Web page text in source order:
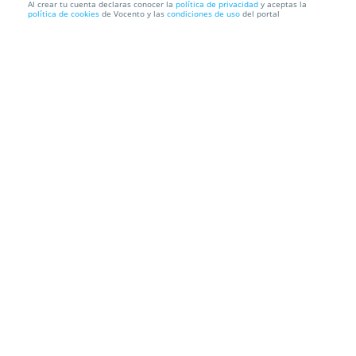
JEAN MICHEL JARRE: Almuerzo para 2 en Gaucho
Al crear tu cuenta declaras conocer la política de privacidad y aceptas la
política de cookies de Vocento y las condiciones de uso del portal